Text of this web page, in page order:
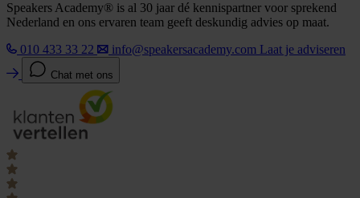
Speakers Academy® is al 30 jaar dé kennispartner voor sprekend
Nederland en ons ervaren team geeft deskundig advies op maat.
010 433 33 22
info@speakersacademy.com Laat je adviseren
Chat met ons